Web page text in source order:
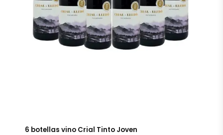
6 botellas vino Crial Tinto Joven